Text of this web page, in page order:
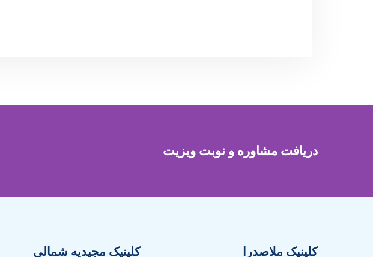
دریافت مشاوره و نوبت ویزیت
کلینیک ملاصدرا کلینیک مجیدیه شمالی